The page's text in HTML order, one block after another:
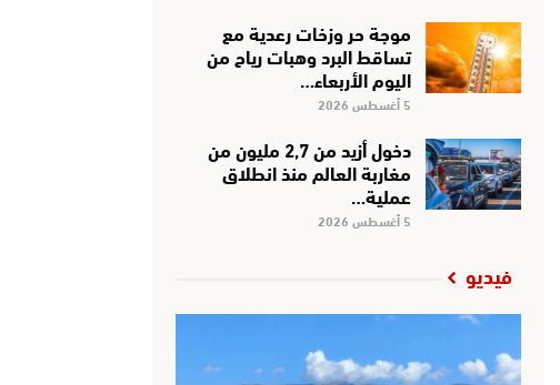
موجة حر وزخات رعدية مع
تساقط البرد وهبات رياح من
اليوم الأربعاء…
5 أغسطس 2026
دخول أزيد من 2,7 مليون من
مغاربة العالم منذ انطلاق
عملية…
5 أغسطس 2026
فيديو